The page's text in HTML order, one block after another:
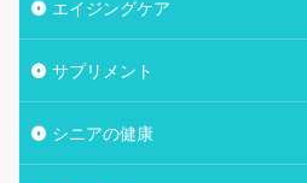
エイジングケア
サプリメント
シニアの健康